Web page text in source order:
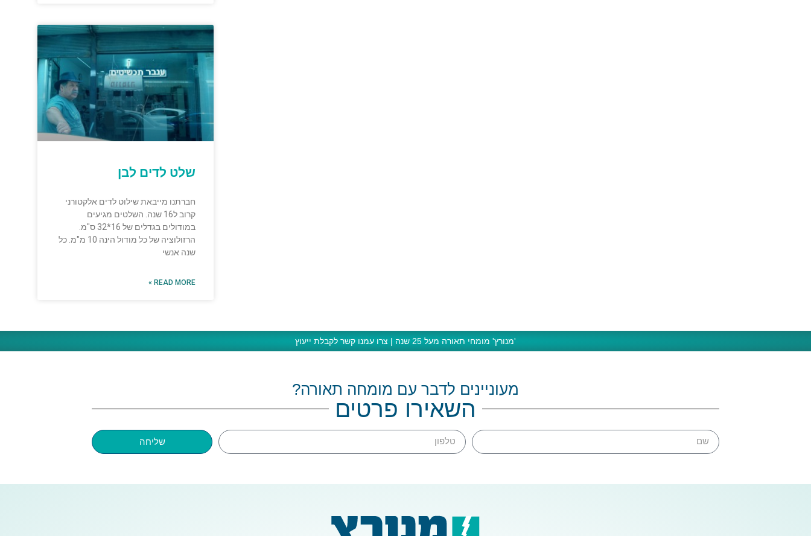
שלט לדים לבן
חברתנו מייבאת שילוט לדים אלקטורני
קרוב ל16 שנה. השלטים מגיעים
במודולים בגדלים של 16*32 ס"מ.
הרזולוציה של כל מודול הינה 10 מ"מ. כל
שנה אנשי
READ MORE »
'מנורץ' מומחי תאורה מעל 25 שנה | צרו עמנו קשר לקבלת ייעוץ
מעוניינים לדבר עם מומחה תאורה?
השאירו פרטים
שליחה